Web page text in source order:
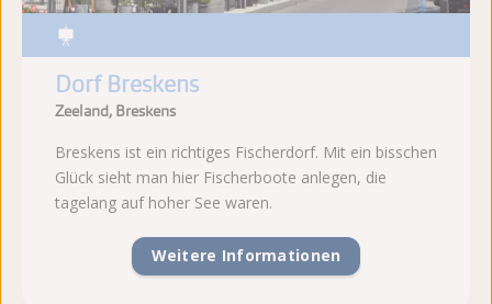
Dorf Breskens
Zeeland, Breskens
Breskens ist ein richtiges Fischerdorf. Mit ein bisschen
Glück sieht man hier Fischerboote anlegen, die
tagelang auf hoher See waren.
Weitere Informationen